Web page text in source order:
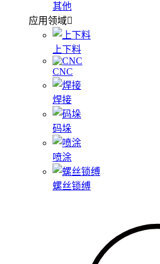
其他
应用领域
上下料
CNC
焊接
码垛
喷涂
螺丝锁缚